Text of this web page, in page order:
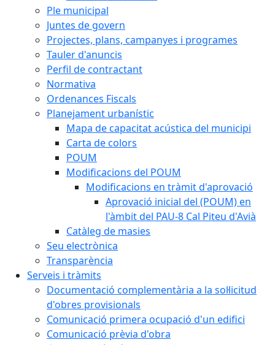
Ple municipal
Juntes de govern
Projectes, plans, campanyes i programes
Tauler d'anuncis
Perfil de contractant
Normativa
Ordenances Fiscals
Planejament urbanístic
Mapa de capacitat acústica del municipi
Carta de colors
POUM
Modificacions del POUM
Modificacions en tràmit d'aprovació
Aprovació inicial del (POUM) en
l'àmbit del PAU-8 Cal Piteu d'Avià
Catàleg de masies
Seu electrònica
Transparència
Serveis i tràmits
Documentació complementària a la sol·licitud
d'obres provisionals
Comunicació primera ocupació d'un edifici
Comunicació prèvia d'obra